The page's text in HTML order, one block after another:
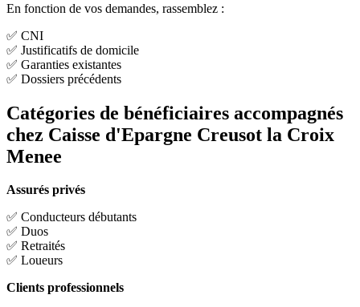
En fonction de vos demandes, rassemblez :
✅ CNI
✅ Justificatifs de domicile
✅ Garanties existantes
✅ Dossiers précédents
Catégories de bénéficiaires accompagnés
chez Caisse d'Epargne Creusot la Croix
Menee
Assurés privés
✅ Conducteurs débutants
✅ Duos
✅ Retraités
✅ Loueurs
Clients professionnels